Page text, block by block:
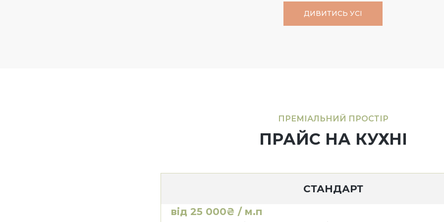
ДИВИТИСЬ УСІ
ПРЕМІАЛЬНИЙ ПРОСТІР
ПРАЙС НА КУХНІ
СТАНДАРТ
від 25 000₴ / м.п